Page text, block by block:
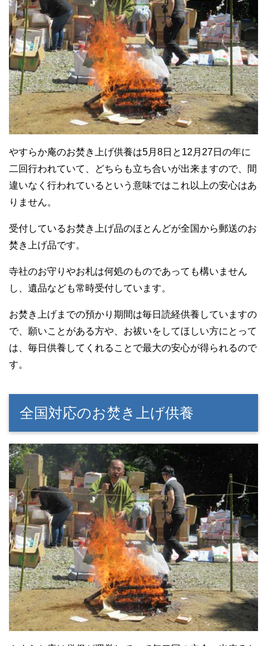
やすらか庵のお焚き上げ供養は5月8日と12月27日の年に
二回行われていて、どちらも立ち合いが出来ますので、間
違いなく行われているという意味ではこれ以上の安心はあ
りません。
受付しているお焚き上げ品のほとんどが全国から郵送のお
焚き上げ品です。
寺社のお守りやお札は何処のものであっても構いません
し、遺品なども常時受付しています。
お焚き上げまでの預かり期間は毎日読経供養していますの
で、願いことがある方や、お祓いをしてほしい方にとって
は、毎日供養してくれることで最大の安心が得られるので
す。
全国対応のお焚き上げ供養